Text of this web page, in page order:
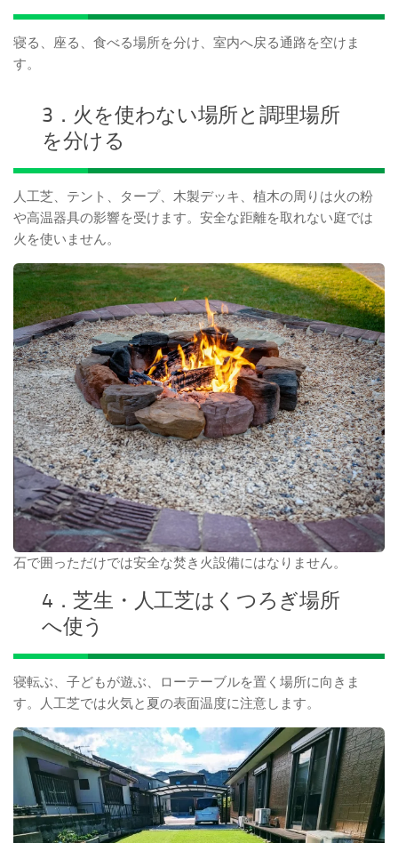
寝る、座る、食べる場所を分け、室内へ戻る通路を空けま
す。
3．火を使わない場所と調理場所
を分ける
人工芝、テント、タープ、木製デッキ、植木の周りは火の粉
や高温器具の影響を受けます。安全な距離を取れない庭では
火を使いません。
石で囲っただけでは安全な焚き火設備にはなりません。
4．芝生・人工芝はくつろぎ場所
へ使う
寝転ぶ、子どもが遊ぶ、ローテーブルを置く場所に向きま
す。人工芝では火気と夏の表面温度に注意します。